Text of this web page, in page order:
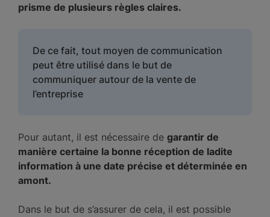
prisme de plusieurs règles claires.
De ce fait, tout moyen de communication
peut être utilisé dans le but de
communiquer autour de la vente de
l’entreprise
Pour autant, il est nécessaire de garantir de
manière certaine la bonne réception de ladite
information à une date précise et déterminée en
amont.
Dans le but de s’assurer de cela, il est possible